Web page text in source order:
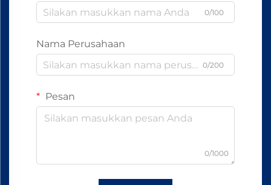
0/100
Nama Perusahaan
0/200
Pesan
0/1000